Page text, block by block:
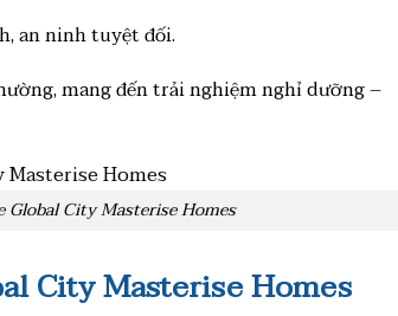
an ninh tuyệt đối.
mang đến trải nghiệm nghỉ dưỡng –
Global City Masterise Homes
City Masterise Homes